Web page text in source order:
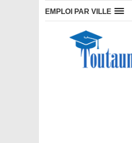
EMPLOI PAR VILLE